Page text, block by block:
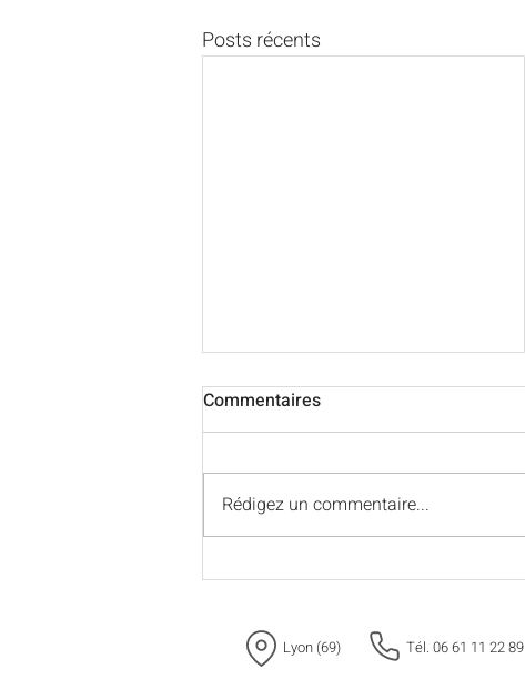
Posts récents
Alerte appel d'offres 🚨
Commentaires
Rédigez un commentaire...
Lyon (69) Tél. 06 61 11 22 89